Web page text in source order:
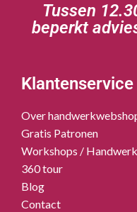
Tussen
beperkt
Klantenservice
Over
Gratis Patronen
Workshops /
360 tour
Blog
Contact